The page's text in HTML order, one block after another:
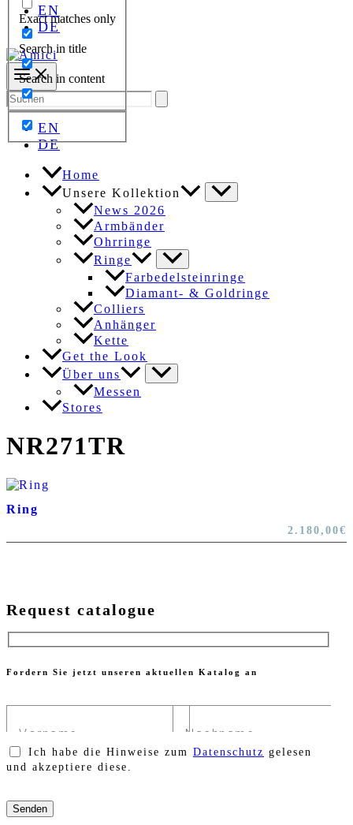
Exact matches only
Search in title
Search in content
EN
DE
Search
for:
EN
DE
Home
Unsere Kollektion
News 2026
Armbänder
Ohrringe
Ringe
Farbedelsteinringe
Diamant- & Goldringe
Colliers
Anhänger
Kette
Get the Look
Über uns
Messen
Stores
NR271TR
Ring
2.180,00€
Request catalogue
Fordern Sie jetzt unseren aktuellen Katalog an
Ich habe die Hinweise zum Datenschutz gelesen
und akzeptiere diese.
lasse